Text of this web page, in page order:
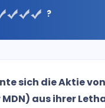
?
sich die Aktie
aus ihrer